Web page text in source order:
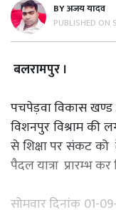
BYअजय यादव
PUBLISHED ON
बलरामपुर ।
पचपेड़‌वा विकास खण्ड
विशनपुर विश्राम की
से शिक्षा पर संकट को
पैदल यात्रा प्रारम्भ कर
सोमवार दिनांक 01-